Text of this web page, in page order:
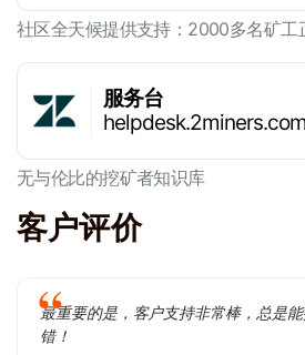
社区全天候提供支持：2000多名矿工
服务台
helpdesk.2miners.com
无与伦比的挖矿者知识库
客户评价
最重要的是，客户支持非常棒，总是
错！